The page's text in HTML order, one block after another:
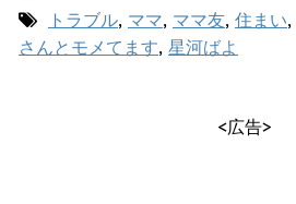
トラブル, ママ, ママ友, 住まい,
さんとモメてます, 星河ばよ
<広告>